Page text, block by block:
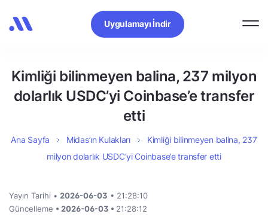
Uygulamayı İndir
Kimliği bilinmeyen balina, 237 milyon
dolarlık USDC’yi Coinbase’e transfer
etti
Ana Sayfa Midas’ın Kulakları
Kimliği bilinmeyen balina, 237
milyon dolarlık USDC’yi Coinbase’e transfer etti
Yayın Tarihi • 2026-06-03 • 21:28:10
Güncelleme • 2026-06-03 • 21:28:12